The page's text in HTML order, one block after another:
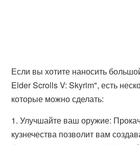
Если вы хотите наносить
Elder Scrolls V: Skyrim", есть
которые можно сделать:
1. Улучшайте ваш оружие:
кузнечества позволит вам